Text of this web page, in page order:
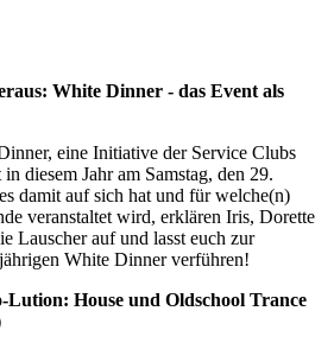
White Dinner - das Event als
eine Initiative der Service Clubs
diesem Jahr am Samstag, den 29.
damit auf sich hat und für welche(n)
veranstaltet wird, erklären Iris, Dorette
Lauscher auf und lasst euch zur
White Dinner verführen!
Lution: House und Oldschool Trance